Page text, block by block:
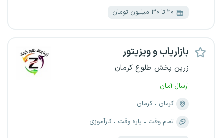
۲۰ تا ۳۰ میلیون تومان
بازاریاب و ویزیتور
زرین پخش طلوع کرمان
ارسال آسان
کرمان
کرمان
تمام وقت
پاره وقت کارآموزی